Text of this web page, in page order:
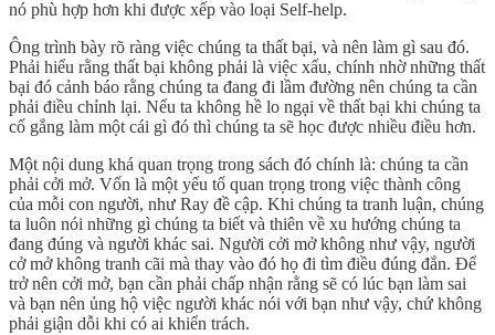
nó phù hợp hơn khi được xếp vào loại Self-help.
Ông trình bày rõ ràng việc chúng ta thất bại, và nên làm gì sau đó.
Phải hiểu rằng thất bại không phải là việc xấu, chính nhờ những thất
bại đó cảnh báo rằng chúng ta đang đi lầm đường nên chúng ta cần
phải điều chỉnh lại. Nếu ta không hề lo ngại về thất bại khi chúng ta
cố gắng làm một cái gì đó thì chúng ta sẽ học được nhiều điều hơn.
Một nội dung khá quan trọng trong sách đó chính là: chúng ta cần
phải cởi mở. Vốn là một yếu tố quan trọng trong việc thành công
của mỗi con người, như Ray đề cập. Khi chúng ta tranh luận, chúng
ta luôn nói những gì chúng ta biết và thiên về xu hướng chúng ta
đang đúng và người khác sai. Người cởi mở không như vậy, người
cở mở không tranh cãi mà thay vào đó họ đi tìm điều đúng đắn. Để
trở nên cởi mở, bạn cần phải chấp nhận rằng sẽ có lúc bạn làm sai
và bạn nên ủng hộ việc người khác nói với bạn như vậy, chứ không
phải giận dỗi khi có ai khiển trách.